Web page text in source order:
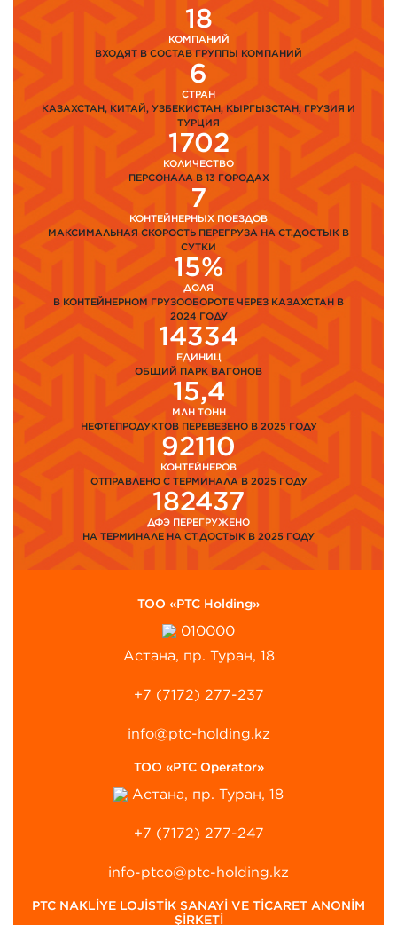
18
КОМПАНИЙ
ВХОДЯТ В СОСТАВ ГРУППЫ КОМПАНИЙ
6
СТРАН
КАЗАХСТАН, КИТАЙ, УЗБЕКИСТАН, КЫРГЫЗСТАН, ГРУЗИЯ И
ТУРЦИЯ
1702
КОЛИЧЕСТВО
ПЕРСОНАЛА В 13 ГОРОДАХ
7
КОНТЕЙНЕРНЫХ ПОЕЗДОВ
МАКСИМАЛЬНАЯ СКОРОСТЬ ПЕРЕГРУЗА НА СТ.ДОСТЫК В
СУТКИ
15%
ДОЛЯ
В КОНТЕЙНЕРНОМ ГРУЗООБОРОТЕ ЧЕРЕЗ КАЗАХСТАН В
2024 ГОДУ
14334
ЕДИНИЦ
ОБЩИЙ ПАРК ВАГОНОВ
15,4
МЛН ТОНН
НЕФТЕПРОДУКТОВ ПЕРЕВЕЗЕНО В 2025 ГОДУ
92110
КОНТЕЙНЕРОВ
ОТПРАВЛЕНО С ТЕРМИНАЛА В 2025 ГОДУ
182437
ДФЭ ПЕРЕГРУЖЕНО
НА ТЕРМИНАЛЕ НА СТ.ДОСТЫК В 2025 ГОДУ
ТОО «PTC Holding»
010000
Астана, пр. Туран, 18
+7 (7172) 277-237
info@ptc-holding.kz
ТОО «PTC Operator»
Астана, пр. Туран, 18
+7 (7172) 277-247
info-ptco@ptc-holding.kz
PTC NAKLİYE LOJİSTİK SANAYİ VE TİCARET ANONİM
ŞİRKETİ